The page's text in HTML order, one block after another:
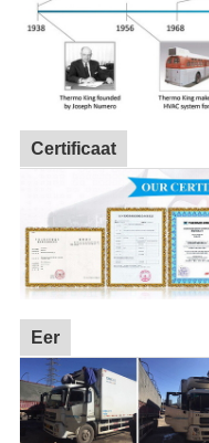
Certificaat
Eer